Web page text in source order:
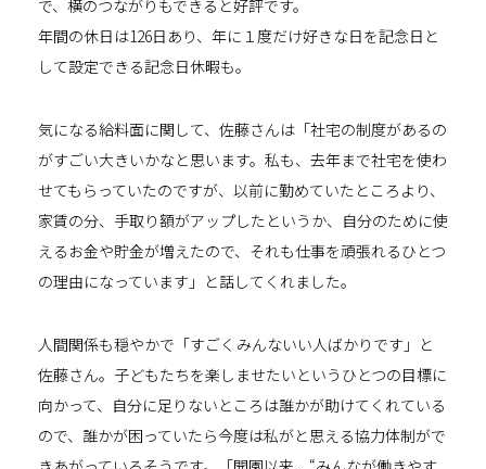
で、横のつながりもできると好評です。
年間の休日は126日あり、年に１度だけ好きな日を記念日と
して設定できる記念日休暇も。
気になる給料面に関して、佐藤さんは「社宅の制度があるの
がすごい大きいかなと思います。私も、去年まで社宅を使わ
せてもらっていたのですが、以前に勤めていたところより、
家賃の分、手取り額がアップしたというか、自分のために使
えるお金や貯金が増えたので、それも仕事を頑張れるひとつ
の理由になっています」と話してくれました。
人間関係も穏やかで「すごくみんないい人ばかりです」と
佐藤さん。子どもたちを楽しませたいというひとつの目標に
向かって、自分に足りないところは誰かが助けてくれている
ので、誰かが困っていたら今度は私がと思える協力体制がで